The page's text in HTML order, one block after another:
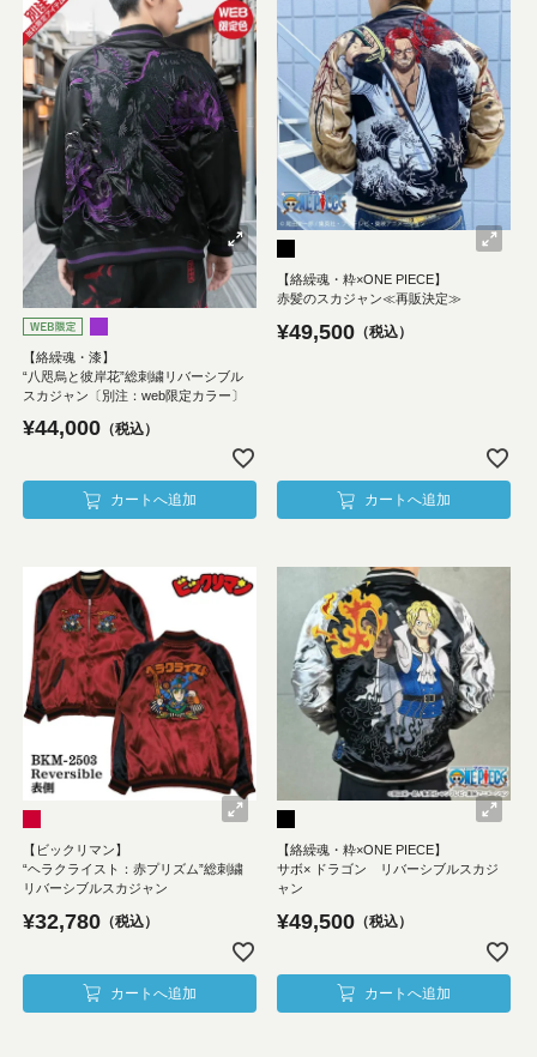
【絡繰魂・漆】
“八咫烏と彼岸花”総刺繍リバーシブル
スカジャン〔別注：web限定カラー〕
¥44,000 税込
カートへ追加
【絡繰魂・粋×ONE PIECE】
赤髪のスカジャン≪再販決定≫
¥49,500 税込
カートへ追加
【ビックリマン】
“ヘラクライスト：赤プリズム”総刺繍
リバーシブルスカジャン
¥32,780 税込
カートへ追加
【絡繰魂・粋×ONE PIECE】
サボ× ドラゴン リバーシブルスカジ
ャン
¥49,500 税込
カートへ追加